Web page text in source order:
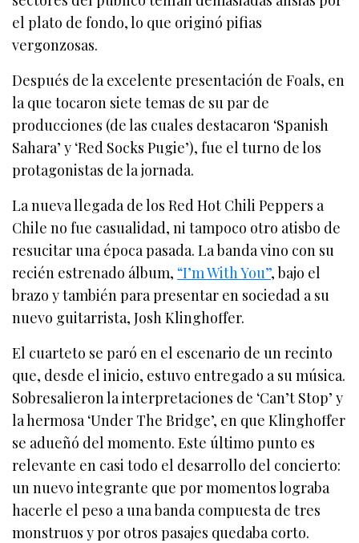
el plato de fondo, lo que originó pifias
vergonzosas.
Después de la excelente presentación de Foals, en
la que tocaron siete temas de su par de
producciones (de las cuales destacaron ‘Spanish
Sahara’ y ‘Red Socks Pugie’), fue el turno de los
protagonistas de la jornada.
La nueva llegada de los Red Hot Chili Peppers a
Chile no fue casualidad, ni tampoco otro atisbo de
resucitar una época pasada. La banda vino con su
recién estrenado álbum, “I’m With You”, bajo el
brazo y también para presentar en sociedad a su
nuevo guitarrista, Josh Klinghoffer.
El cuarteto se paró en el escenario de un recinto
que, desde el inicio, estuvo entregado a su música.
Sobresalieron la interpretaciones de ‘Can’t Stop’ y
la hermosa ‘Under The Bridge’, en que Klinghoffer
se adueñó del momento. Este último punto es
relevante en casi todo el desarrollo del concierto:
un nuevo integrante que por momentos lograba
hacerle el peso a una banda compuesta de tres
monstruos y por otros pasajes quedaba corto.